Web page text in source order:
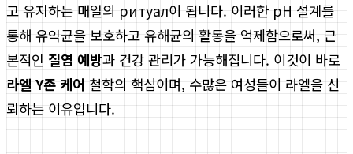
고 유지하는 매일의 ритуал이 됩니다. 이러한 pH 설계를
통해 유익균을 보호하고 유해균의 활동을 억제함으로써, 근
본적인 질염 예방과 건강 관리가 가능해집니다. 이것이 바로
라엘 Y존 케어 철학의 핵심이며, 수많은 여성들이 라엘을 신
뢰하는 이유입니다.